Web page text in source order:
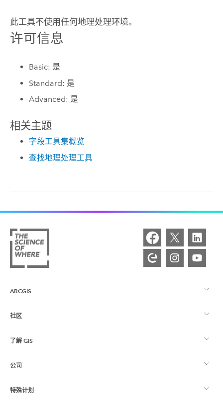
此工具不使用任何地理处理环境。
许可信息
Basic: 是
Standard: 是
Advanced: 是
相关主题
字段工具集概览
查找地理处理工具
ARCGIS
ArcGIS 概览
制图
社区
Esri 社区
ArcGIS 博客
了解 GIS
什么是 GIS？
位置智能
公司
关于 Esri
特殊计划